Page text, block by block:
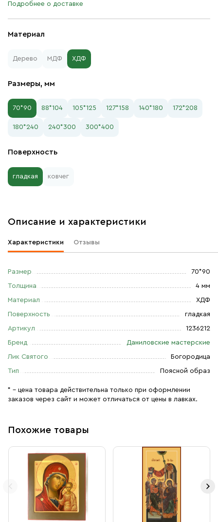
Материал
Дерево МДФ ХДФ
Размеры, мм
70*90 88*104 105*125 127*158 140*180 172*208
180*240 240*300 300*400
Поверхность
гладкая ковчег
Подробнее о доставке
Описание и характеристики
Характеристики Отзывы
Размер 70*90
Толщина 4 мм
Материал ХДФ
Поверхность гладкая
Артикул 1236212
Бренд Даниловские мастерские
Лик Святого Богородица
Тип Поясной образ
* – цена товара действительна только при оформлении
заказов через сайт и может отличаться от цены в лавках.
Похожие товары